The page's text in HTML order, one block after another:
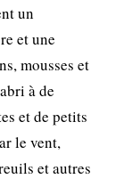
un
et une
mousses et
à de
et de petits
le vent,
et autres